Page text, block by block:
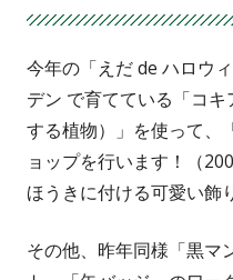
今年の「えだ de ハロウ
デン で育てている「コ
する植物）」を使って、
ョップを行います！（
ほうきに付ける可愛い飾
その他、昨年同様「黒マ